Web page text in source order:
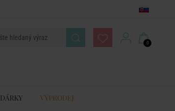
0
DÁRKY VÝPRODEJ